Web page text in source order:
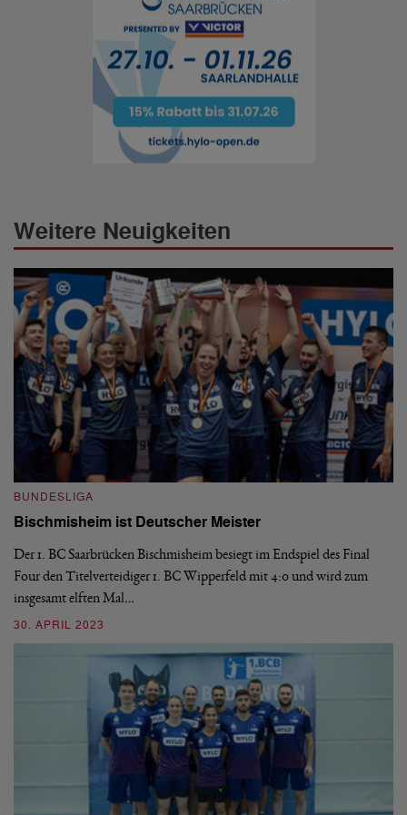
Weitere Neuigkeiten
BUNDESLIGA
Bischmisheim ist Deutscher Meister
Der 1. BC Saarbrücken Bischmisheim besiegt im Endspiel des Final
Four den Titelverteidiger 1. BC Wipperfeld mit 4:0 und wird zum
insgesamt elften Mal…
30. APRIL 2023